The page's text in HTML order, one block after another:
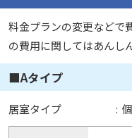
料金プランの変更などで
の費用に関してはあんし
■Aタイプ
居室タイプ :